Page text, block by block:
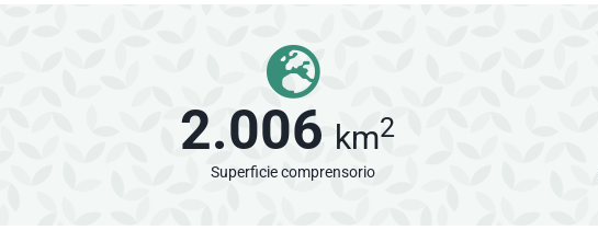
2.006 km2
Superficie comprensorio